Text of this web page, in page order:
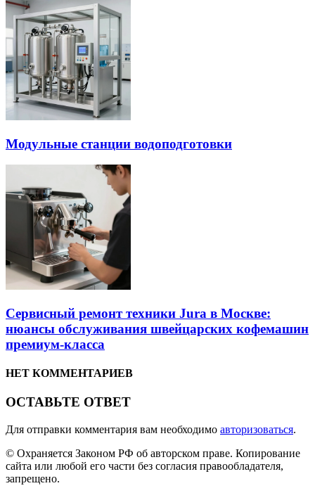
Модульные станции водоподготовки
Сервисный ремонт техники Jura в Москве:
нюансы обслуживания швейцарских кофемашин
премиум-класса
НЕТ КОММЕНТАРИЕВ
ОСТАВЬТЕ ОТВЕТ
Для отправки комментария вам необходимо авторизоваться.
© Охраняется Законом РФ об авторском праве. Копирование
сайта или любой его части без согласия правообладателя,
запрещено.